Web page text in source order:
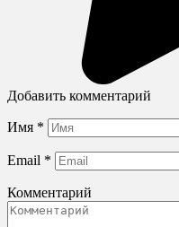
Добавить комментарий
Имя *
Email *
Комментарий